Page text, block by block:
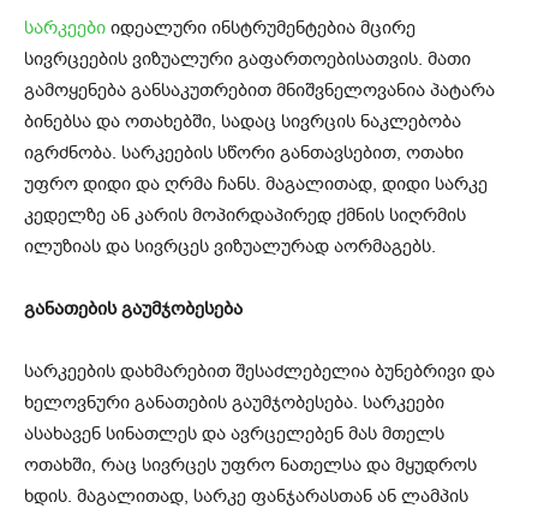
სარკეები იდეალური ინსტრუმენტებია მცირე
სივრცეების ვიზუალური გაფართოებისათვის. მათი
გამოყენება განსაკუთრებით მნიშვნელოვანია პატარა
ბინებსა და ოთახებში, სადაც სივრცის ნაკლებობა
იგრძნობა. სარკეების სწორი განთავსებით, ოთახი
უფრო დიდი და ღრმა ჩანს. მაგალითად, დიდი სარკე
კედელზე ან კარის მოპირდაპირედ ქმნის სიღრმის
ილუზიას და სივრცეს ვიზუალურად აორმაგებს.
განათების გაუმჯობესება
სარკეების დახმარებით შესაძლებელია ბუნებრივი და
ხელოვნური განათების გაუმჯობესება. სარკეები
ასახავენ სინათლეს და ავრცელებენ მას მთელს
ოთახში, რაც სივრცეს უფრო ნათელსა და მყუდროს
ხდის. მაგალითად, სარკე ფანჯარასთან ან ლამპის